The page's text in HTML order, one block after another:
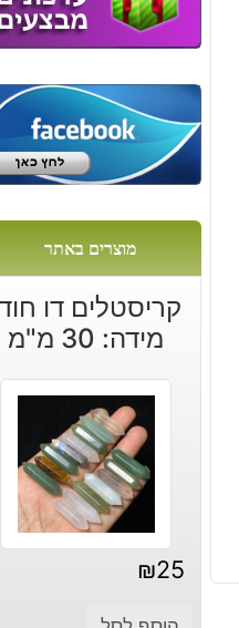
מוצרים באתר
קריסטלים דו
מידה: 30 מ"מ
₪25